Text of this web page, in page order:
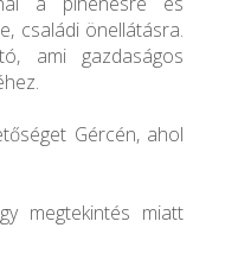
családi önellátásra.
ami gazdaságos
Gércén, ahol
megtekintés miatt